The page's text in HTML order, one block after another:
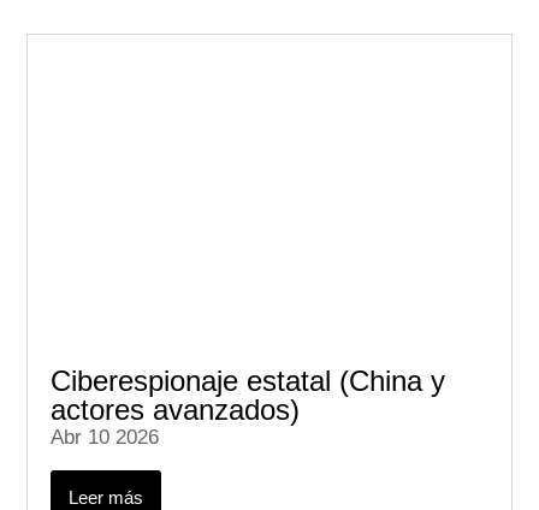
Ciberespionaje estatal (China y
actores avanzados)
Abr 10 2026
Leer más